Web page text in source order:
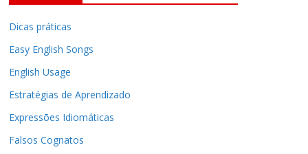
Dicas práticas
Easy English Songs
English Usage
Estratégias de Aprendizado
Expressões Idiomáticas
Falsos Cognatos